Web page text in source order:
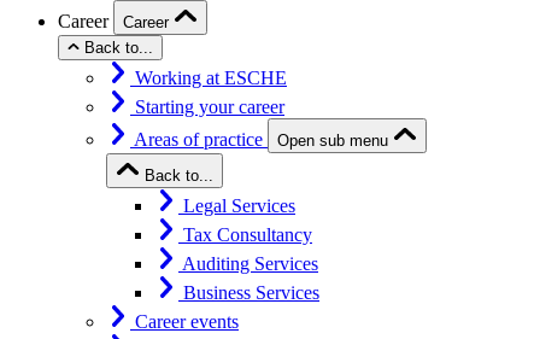
Career
Career
Back to...
Working at ESCHE
Starting your career
Areas of practice
Open sub menu
Back to...
Legal Services
Tax Consultancy
Auditing Services
Business Services
Career events